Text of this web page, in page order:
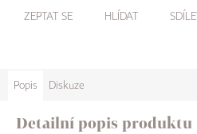
ZEPTAT SE HLÍDAT SDÍLET
Popis Diskuze
Detailní popis produktu